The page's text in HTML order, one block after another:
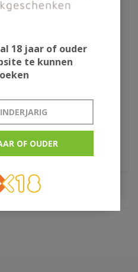
Liefmans krat
€32,95
krat 24x25cl
18 jaar of ouder
te kunnen
OF OUDER